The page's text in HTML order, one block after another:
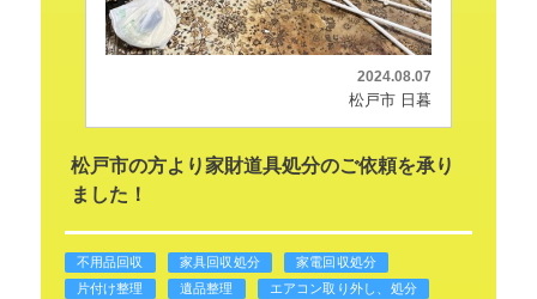
2024.08.07
松戸市 日暮
松戸市の方より家財道具処分のご依頼を承り
ました！
不用品回収 家具回収処分
家電回収処分
片付け整理
遺品整理 エアコン取り外し、処分